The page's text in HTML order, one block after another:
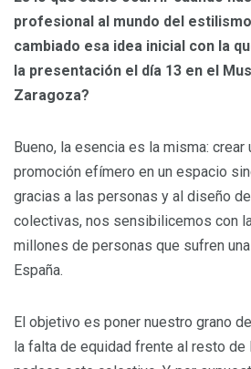
profesional al mundo del
cambiado esa idea inicial con la
la presentación el día 13 en el
Zaragoza?
Bueno, la esencia es la misma:
promoción efímero en un espacio
gracias a las personas y al diseño
colectivas, nos sensibilicemos con
millones de personas que sufren
España.
El objetivo es poner nuestro grano
la falta de equidad frente al resto de